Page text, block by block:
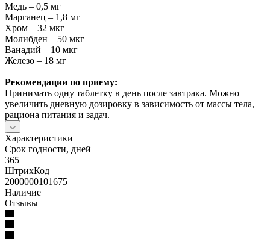
Медь – 0,5 мг
Марганец – 1,8 мг
Хром – 32 мкг
Молибден – 50 мкг
Ванадий – 10 мкг
Железо – 18 мг
Рекомендации по приему:
Принимать одну таблетку в день после завтрака. Можно
увеличить дневную дозировку в зависимость от массы тела,
рациона питания и задач.
Характеристики
Срок годности, дней
365
ШтрихКод
2000000101675
Наличие
Отзывы